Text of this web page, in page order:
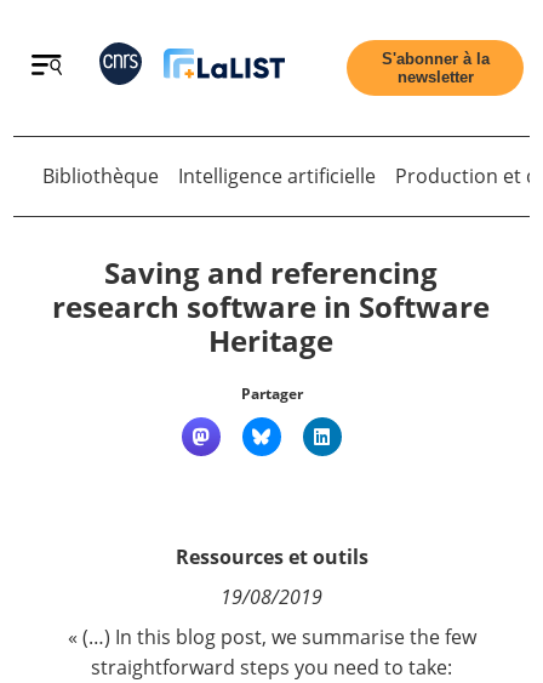
Retour
Nous suivre
S'abonner à la
newsletter
Bibliothèque
Intelligence artificielle Production et
Saving and referencing
research software in Software
Heritage
Partager
Ressources et outils
19/08/2019
« (…) In this blog post, we summarise the few
straightforward steps you need to take: